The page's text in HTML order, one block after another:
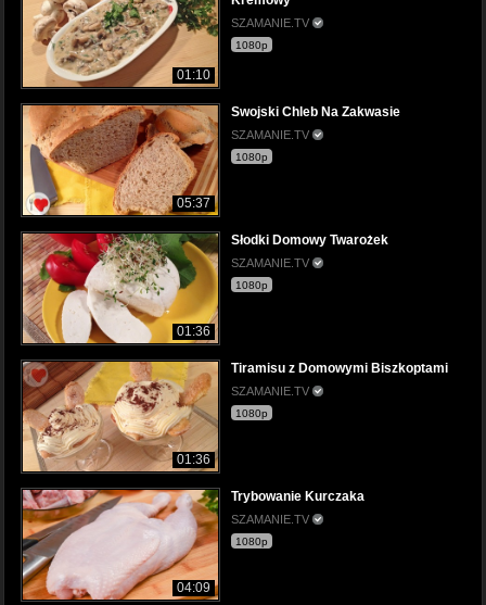
01:10
SZAMANIE.TV
1080p
05:37
Swojski Chleb Na Zakwasie
SZAMANIE.TV
1080p
01:36
Słodki Domowy Twarożek
SZAMANIE.TV
1080p
01:36
Tiramisu z Domowymi Biszkoptami
SZAMANIE.TV
1080p
04:09
Trybowanie Kurczaka
SZAMANIE.TV
1080p